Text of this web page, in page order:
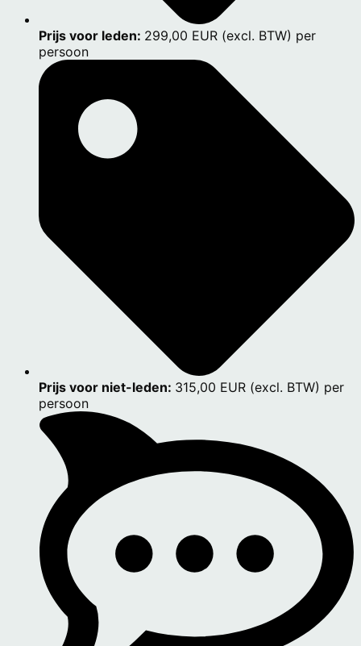
Prijs voor leden: 299,00 EUR (excl. BTW) per
persoon
Prijs voor niet-leden: 315,00 EUR (excl. BTW) per
persoon